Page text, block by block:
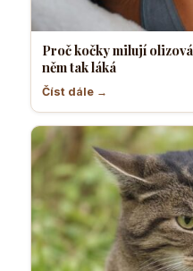
Proč kočky milují
něm tak láká
Číst dále →